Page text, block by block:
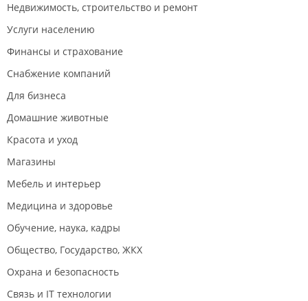
Недвижимость, строительство и ремонт
Услуги населению
Финансы и страхование
Снабжение компаний
Для бизнеса
Домашние животные
Красота и уход
Магазины
Мебель и интерьер
Медицина и здоровье
Обучение, наука, кадры
Общество, Государство, ЖКХ
Охрана и безопасность
Связь и IT технологии